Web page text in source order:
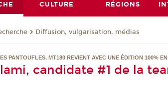
CULTURE RÉGIONS
Diffusion, vulgarisation, médias
PANTOUFLES, MT180 REVIENT AVEC UNE ÉDITION 100%
candidate #1 de la